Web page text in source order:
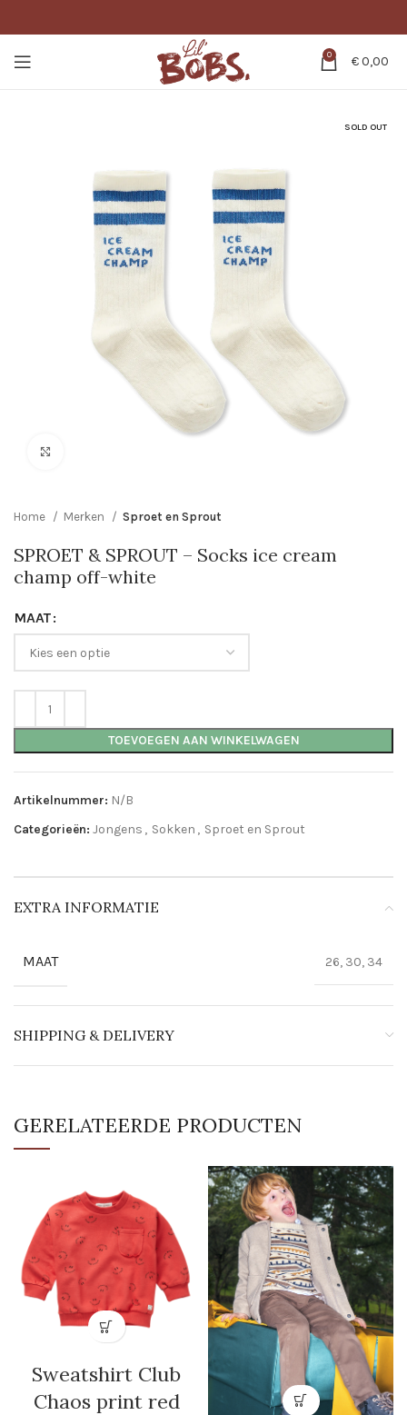
0 €0,00
SOLD OUT
Home Merken Sproet en Sprout
SPROET & SPROUT – Socks ice cream
champ off-white
MAAT
TOEVOEGEN AAN WINKELWAGEN
Artikelnummer: N/B
Categorieën: Jongens , Sokken , Sproet en Sprout
EXTRA INFORMATIE
MAAT 26, 30, 34
SHIPPING & DELIVERY
GERELATEERDE PRODUCTEN
Sweatshirt Club
Chaos print red